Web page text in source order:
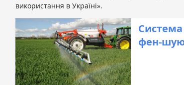
використання в Україні».
фен-